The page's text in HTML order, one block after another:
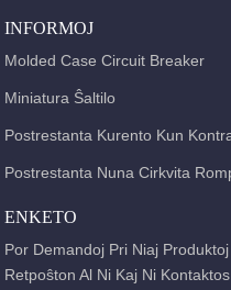
INFORMOJ
Molded Case Circuit Breaker
Miniatura Ŝaltilo
Postrestanta Kurento Kun
Postrestanta Nuna Cirkvita
ENKETO
Por Demandoj Pri Niaj
Retpoŝton Al Ni Kaj Ni